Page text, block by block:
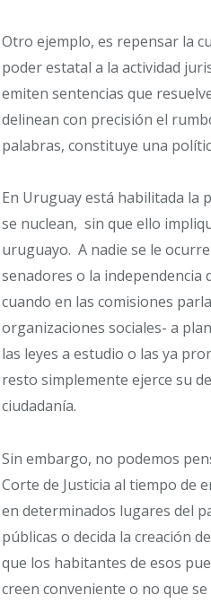
Otro ejemplo, es repensar la
poder estatal a la actividad
emiten sentencias que
delinean con precisión el
palabras, constituye una
En Uruguay está habilitada la
se nuclean, sin que ello
uruguayo. A nadie se le
senadores o la independencia
cuando en las comisiones
organizaciones sociales- a
las leyes a estudio o las ya
resto simplemente ejerce su
ciudadanía.
Sin embargo, no podemos
Corte de Justicia al tiempo de
en determinados lugares del
públicas o decida la creación
que los habitantes de esos
creen conveniente o no que